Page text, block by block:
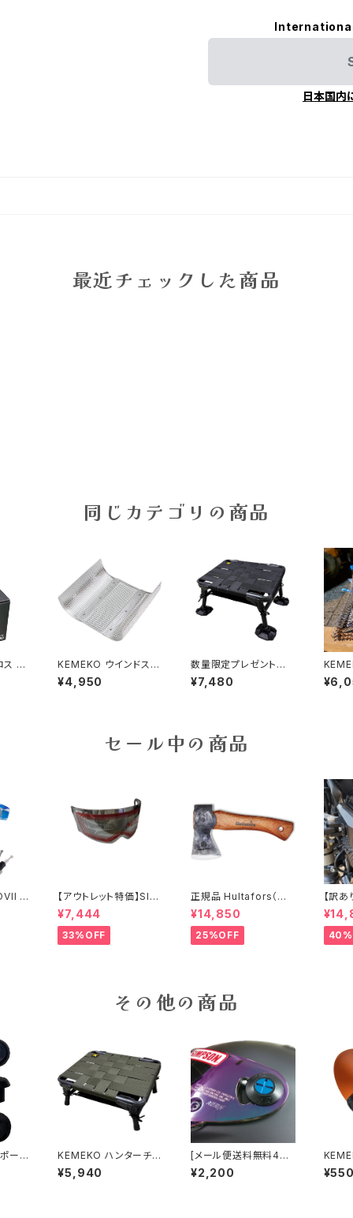
日本国内
最近チェックした商品
同じカテゴリの商品
日
KEMEKO ウインドスク
リーン3PC ケメコマル
チパーパスリフレクター
¥4,950
数量限定プレゼント付
き KEMEKO AGURAビ
ッグフットセット ハンタ
¥7,480
るり
セール中の商品
ゾ
【アウトレット特価】SIM
PSON M30用クロー
ム/ライトスモークシー
ルド
¥7,444
33%OFF
正規品 Hultafors（ハ
ルタホース）オーゲルフ
ァンミニハチェット スウ
ェーデン製 手斧
¥14,850
25%OFF
【訳
＆
ジェ
ライト＆
ライ
その他の商品
ール
KEMEKO ハンターチェ
アーアグラ スタンダード
タイプ キャンピングシー
¥5,940
[メール便送料無料4個
迄]KEMEKO シンプソ
ン フリーストップシール
¥2,200
ー
用 ス